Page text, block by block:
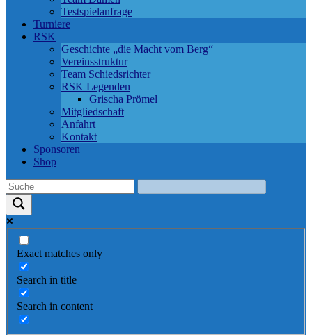
Testspielanfrage
Turniere
RSK
Geschichte „die Macht vom Berg“
Vereinsstruktur
Team Schiedsrichter
RSK Legenden
Grischa Prömel
Mitgliedschaft
Anfahrt
Kontakt
Sponsoren
Shop
Exact matches only
Search in title
Search in content